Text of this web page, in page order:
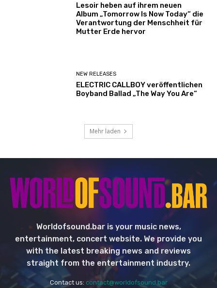
Lesoir heben auf ihrem neuen
Album „Tomorrow Is Now Today“ die
Verantwortung der Menschheit für
Mutter Erde hervor
NEW RELEASES
ELECTRIC CALLBOY veröffentlichen
Boyband Ballad „The Way You Are“
Mehr laden
Worldofsound.bar is your music news,
entertainment, concert website. We provide you
with the latest breaking news and reviews
straight from the entertainment industry.
Contact us: contact@worldofsound.bar